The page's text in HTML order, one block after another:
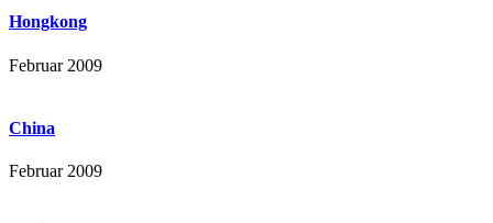
Hongkong
Februar 2009
China
Februar 2009